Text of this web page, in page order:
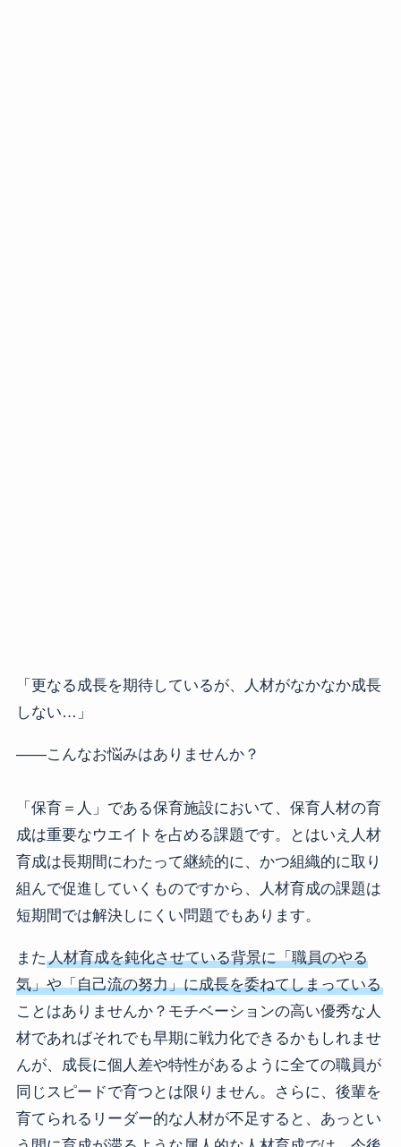
「更なる成長を期待しているが、人材がなかなか成長
しない…」
――こんなお悩みはありませんか？
「保育＝人」である保育施設において、保育人材の育
成は重要なウエイトを占める課題です。とはいえ人材
育成は長期間にわたって継続的に、かつ組織的に取り
組んで促進していくものですから、人材育成の課題は
短期間では解決しにくい問題でもあります。
また 人材育成を鈍化させている背景に「職員のやる
気」や「自己流の努力」に成長を委ねてしまっている
ことはありませんか？モチベーションの高い優秀な人
材であればそれでも早期に戦力化できるかもしれませ
んが、成長に個人差や特性があるように全ての職員が
同じスピードで育つとは限りません。さらに、後輩を
育てられるリーダー的な人材が不足すると、あっとい